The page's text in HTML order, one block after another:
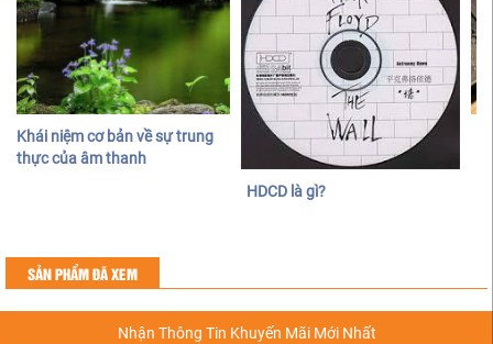
Khái niệm cơ bản về sự trung
thực của âm thanh
HDCD là gì?
SẢN PHẨM ĐÃ XEM
Nhận Thông Tin Khuyến Mãi Mới Nhất